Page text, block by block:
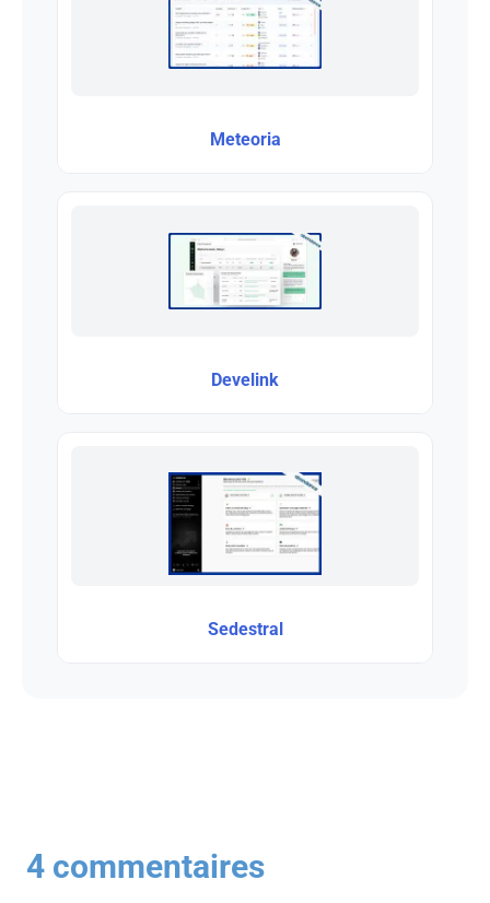
Meteoria
Develink
Sedestral
4 commentaires